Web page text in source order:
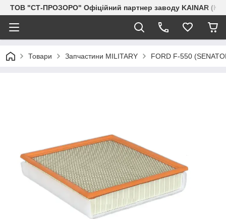
ТОВ "СТ-ПРОЗОРО" Офіційний партнер заводу KAINAR
Товари Запчастини MILITARY FORD F-550